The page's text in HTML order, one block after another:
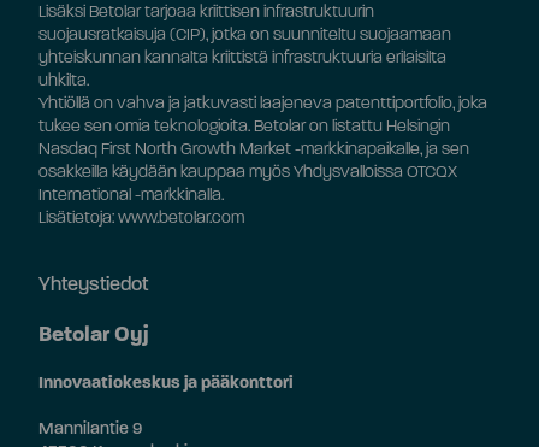
Lisäksi Betolar tarjoaa kriittisen infrastruktuurin
suojausratkaisuja (CIP), jotka on suunniteltu suojaamaan
yhteiskunnan kannalta kriittistä infrastruktuuria erilaisilta
uhkilta.
Yhtiöllä on vahva ja jatkuvasti laajeneva patenttiportfolio, joka
tukee sen omia teknologioita. Betolar on listattu Helsingin
Nasdaq First North Growth Market -markkinapaikalle, ja sen
osakkeilla käydään kauppaa myös Yhdysvalloissa OTCQX
International -markkinalla.
Lisätietoja: www.betolar.com
Yhteystiedot
Betolar Oyj
Innovaatiokeskus ja pääkonttori
Mannilantie 9